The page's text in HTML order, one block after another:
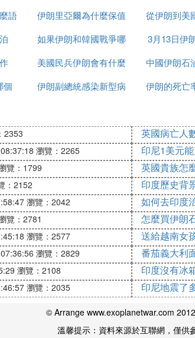
兩個最大的經濟體，但這兩個國家的
區最貧窮的5個國家分別是：尼泊爾、
僅為4395.14億美元，與中國北京市
京和安徽。2017年，伊朗人均GDP
，伊朗的經濟狀況不如中國。
當？
的工資大約在1000至2000元人民幣
的工資約為1000元，新入職教師僅能
主要依靠男性。由於這些人員主要在
生育率與中國相差無幾。實際上，底
亞洲開發銀行(ADB)在近期發布的一
灣和新加坡。中國大陸和印度的人
行對亞太地區的23個國家和地區進
均消費支出衡量，中國香港在亞太
萊和中國澳門。盡管中國和印度已成
為1202美元。按照這一標准，亞太地
多
語
伊朗里亞爾為什麼保值
從伊朗到美
少
如果伊朗和韓國戰爭哪
個贏
3月13日伊
美國民兵伊朗會有什麼
反應
中國伊朗石
時候
個
伊朗副總統感染新型病
伊朗的死亡
2353 英國病亡人
瀏覽：2265 印尼1美元
覽：1799 英國貴族怎
：2152 印度歷史背
瀏覽：2042 如何去印度
覽：2781 怎麼買伊朗
瀏覽：2577 送給越南女
瀏覽：2829 番茄義大利
瀏覽：2108 印度沒有冰
瀏覽：2035 印尼地震了
© Arrange www.exoplanetwar.com
溫馨提示：資料來源於互聯網，僅供